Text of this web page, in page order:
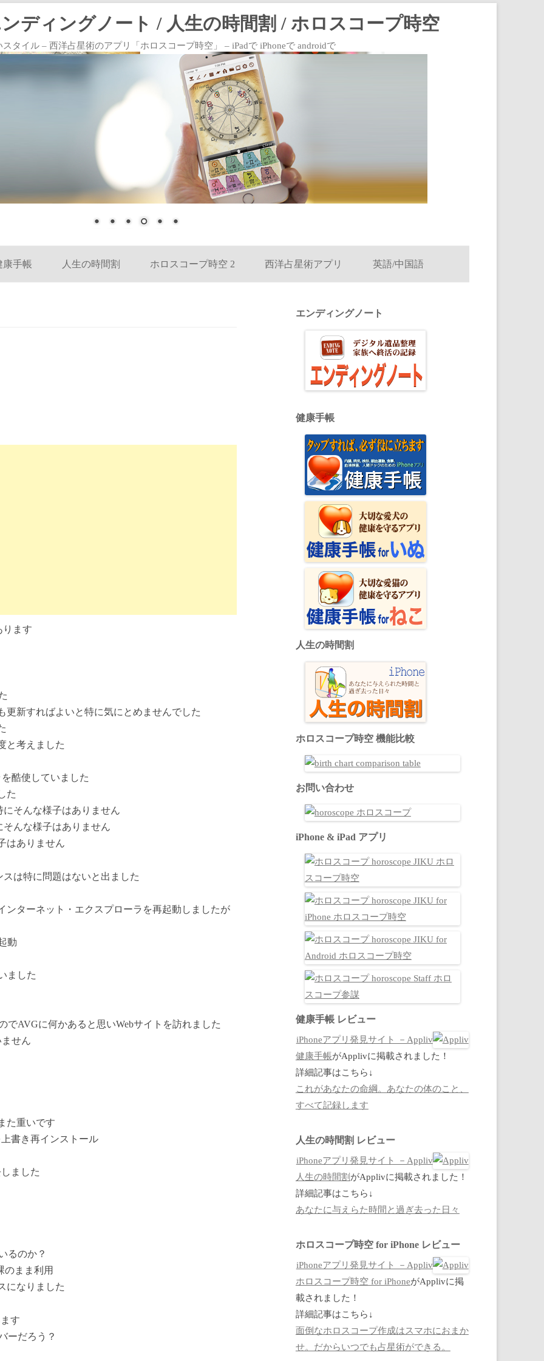
ディングノート / 人生の時間割 / ホロスコープ時空
タイル – 西洋占星術のアプリ「ホロスコープ時空」 – iPadで iPhoneで androidで
康手帳
人生の時間割 ホロスコープ時空 2 西洋占星術アプリ 英語/中国語
ります
新すればよいと特に気にとめませんでした
と考えました
酷使していました
た
そんな様子はありません
んな様子はありません
はありません
は特に問題はないと出ました
ンターネット・エクスプローラを再起動しましたが
動
ました
でAVGに何かあると思いWebサイトを訪れました
ません
た重いです
書き再インストール
ました
るのか？
のまま利用
になりました
す
ーだろう？
エンディングノート
健康手帳
人生の時間割
ホロスコープ時空 機能比較
お問い合わせ
iPhone & iPad アプリ
健康手帳 レビュー
iPhoneアプリ発見サイト －Appliv
健康手帳がApplivに掲載されました！
詳細記事はこちら↓
これがあなたの命綱。あなたの体のこと、
すべて記録します
人生の時間割 レビュー
iPhoneアプリ発見サイト －Appliv
人生の時間割 がApplivに掲載されました！
詳細記事はこちら↓
あなたに与えらた時間と過ぎ去った日々
ホロスコープ時空 for iPhone レビュー
iPhoneアプリ発見サイト －Appliv
ホロスコープ時空 for iPhoneがApplivに掲
載されました！
詳細記事はこちら↓
面倒なホロスコープ作成はスマホにおまか
せ。だからいつでも占星術ができる。